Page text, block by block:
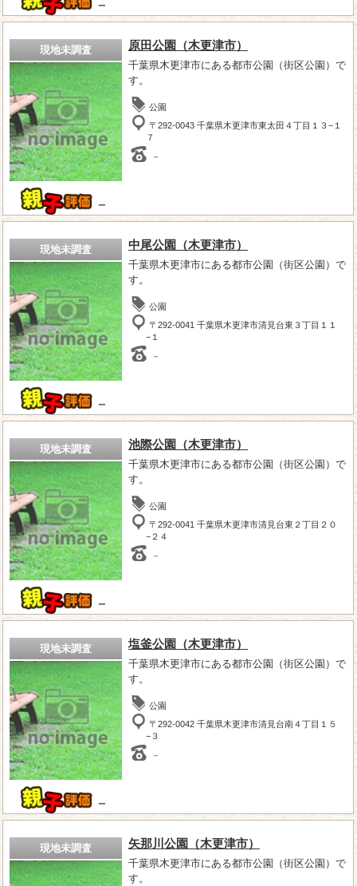
－
現地未調査
－
原田公園（木更津市）
千葉県木更津市にある都市公園（街区公園）で
す。
公園
〒292-0043 千葉県木更津市東太田４丁目１３−１
７
－
現地未調査
－
中尾公園（木更津市）
千葉県木更津市にある都市公園（街区公園）で
す。
公園
〒292-0041 千葉県木更津市清見台東３丁目１１
−１
－
現地未調査
－
池際公園（木更津市）
千葉県木更津市にある都市公園（街区公園）で
す。
公園
〒292-0041 千葉県木更津市清見台東２丁目２０
−２４
－
現地未調査
－
塩釜公園（木更津市）
千葉県木更津市にある都市公園（街区公園）で
す。
公園
〒292-0042 千葉県木更津市清見台南４丁目１５
−３
－
現地未調査 矢那川公園（木更津市）
千葉県木更津市にある都市公園（街区公園）で
す。